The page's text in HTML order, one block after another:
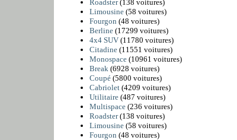
Roadster(138 voitures)
Limousine(58 voitures)
Fourgon (48 voitures)
Berline(17299 voitures)
4x4 SUV(11780 voitures)
Citadine(11551 voitures)
Monospace(10961 voitures)
Break (6928 voitures)
Coupé(5800 voitures)
Cabriolet(4209 voitures)
Utilitaire(487 voitures)
Multispace(236 voitures)
Roadster(138 voitures)
Limousine(58 voitures)
Fourgon (48 voitures)